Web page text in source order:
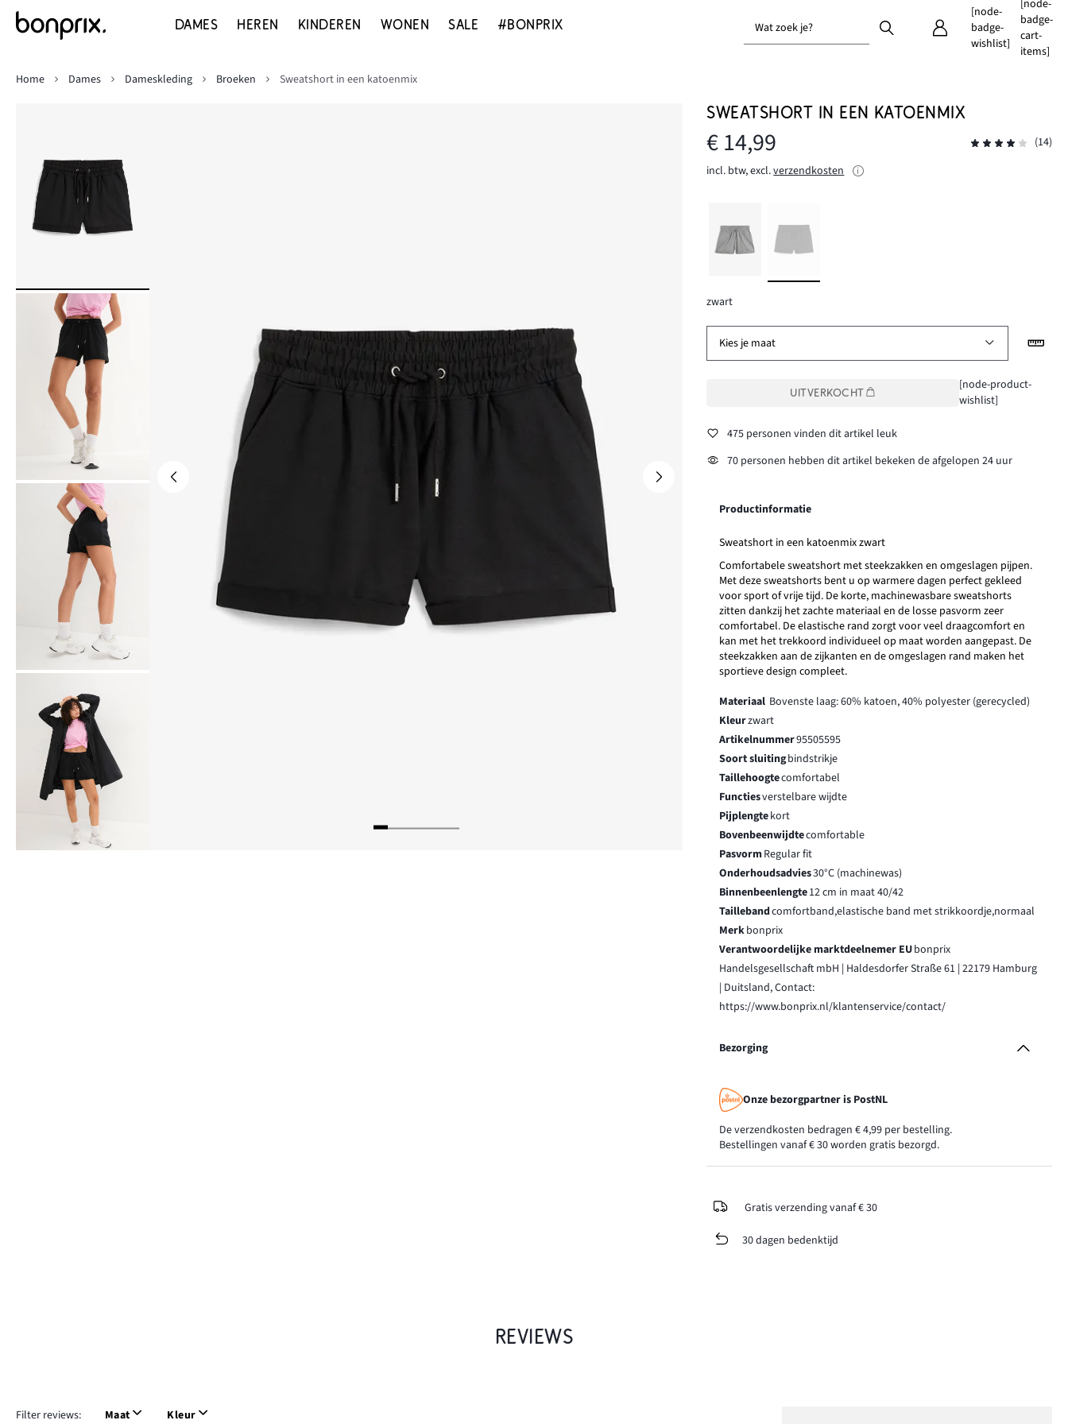
DAMES HEREN KINDEREN WONEN SALE #BONPRIX Wat zoek je?
[node-
badge-
wishlist]
[node-
badge-
cart-
items]
Home
Dames Dameskleding Broeken Sweatshort in een katoenmix
SWEATSHORT IN EEN KATOENMIX
€ 14,99
(14)
incl. btw, excl.verzendkosten
zwart
Kies je maat
UITVERKOCHT
[node-product-
wishlist]
475 personen vinden dit artikel leuk
70 personen hebben dit artikel bekeken de afgelopen 24 uur
Productinformatie
Sweatshort in een katoenmix zwart
Comfortabele sweatshort met steekzakken en omgeslagen pijpen.
Met deze sweatshorts bent u op warmere dagen perfect gekleed
voor sport of vrije tijd. De korte, machinewasbare sweatshorts
zitten dankzij het zachte materiaal en de losse pasvorm zeer
comfortabel. De elastische rand zorgt voor veel draagcomfort en
kan met het trekkoord individueel op maat worden aangepast. De
steekzakken aan de zijkanten en de omgeslagen rand maken het
sportieve design compleet.
Materiaal Bovenste laag: 60% katoen, 40% polyester (gerecycled)
Kleurzwart
Artikelnummer95505595
Soort sluitingbindstrikje
Taillehoogtecomfortabel
Functiesverstelbare wijdte
Pijplengtekort
Bovenbeenwijdtecomfortable
PasvormRegular fit
Onderhoudsadvies30°C (machinewas)
Binnenbeenlengte12 cm in maat 40/42
Taillebandcomfortband,elastische band met strikkoordje,normaal
Merkbonprix
Verantwoordelijke marktdeelnemer EUbonprix
Handelsgesellschaft mbH | Haldesdorfer Straße 61 | 22179 Hamburg
| Duitsland, Contact:
https://www.bonprix.nl/klantenservice/contact/
Bezorging
Onze bezorgpartner is PostNL
De verzendkosten bedragen € 4,99 per bestelling.
Bestellingen vanaf € 30 worden gratis bezorgd.
Gratis verzending vanaf € 30
30 dagen bedenktijd
REVIEWS
Filter reviews: Maat Kleur